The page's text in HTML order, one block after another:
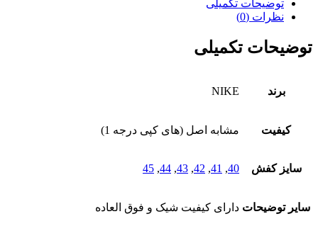
توضیحات تکمیلی
نظرات (0)
توضیحات تکمیلی
برند NIKE
کیفیت مشابه اصل (های کپی درجه 1)
سایز کفش 40
,
41
,
42
,
43
,
44
,
45
سایر توضیحات دارای کیفیت شیک و فوق العاده